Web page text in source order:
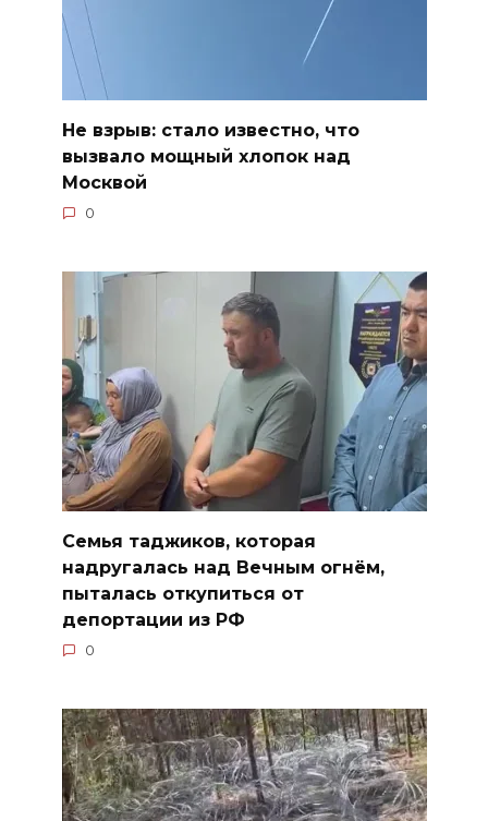
Не взрыв: стало известно, что
вызвало мощный хлопок над
Москвой
0
Семья таджиков, которая
надругалась над Вечным огнём,
пыталась откупиться от
депортации из РФ
0